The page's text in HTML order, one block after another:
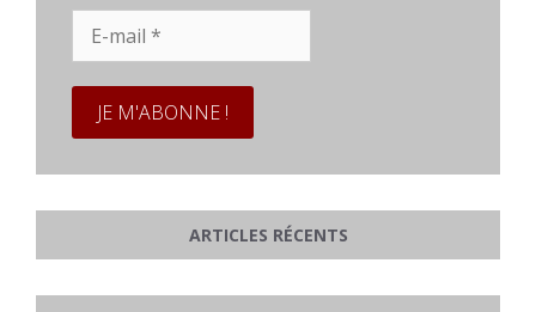
mail
ARTICLES RÉCENTS